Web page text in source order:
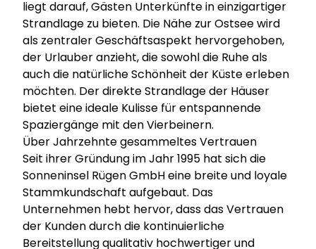
liegt darauf, Gästen Unterkünfte in einzigartiger
Strandlage zu bieten. Die Nähe zur Ostsee wird
als zentraler Geschäftsaspekt hervorgehoben,
der Urlauber anzieht, die sowohl die Ruhe als
auch die natürliche Schönheit der Küste erleben
möchten. Der direkte Strandlage der Häuser
bietet eine ideale Kulisse für entspannende
Spaziergänge mit den Vierbeinern.
Über Jahrzehnte gesammeltes Vertrauen
Seit ihrer Gründung im Jahr 1995 hat sich die
Sonneninsel Rügen GmbH eine breite und loyale
Stammkundschaft aufgebaut. Das
Unternehmen hebt hervor, dass das Vertrauen
der Kunden durch die kontinuierliche
Bereitstellung qualitativ hochwertiger und